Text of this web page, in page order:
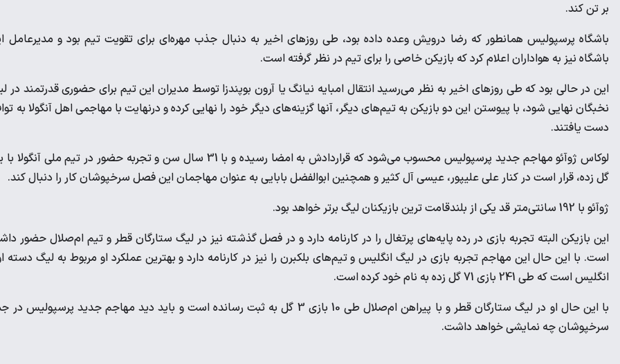
بر تن کند.
باشگاه پرسپولیس همانطور که رضا درویش وعده داده بود، طی روزهای اخیر به دنبال جذب مهره‌ای برای تقویت تیم بود و مدیرعامل
باشگاه نیز به هواداران اعلام کرد که بازیکن خاصی را برای تیم در نظر گرفته است.
این در حالی بود که طی روزهای اخیر به نظر می‌رسید انتقال امبایه نیانگ یا آرون بوپندزا توسط مدیران این تیم برای حضوری قدرتمند در
نخبگان نهایی شود، با پیوستن این دو بازیکن به تیم‌های دیگر، آنها گزینه‌های دیگر خود را نهایی کرده و درنهایت با مهاجمی اهل آنگولا به
دست یافتند.
لوکاس ژوآئو مهاجم جدید پرسپولیس محسوب می‌شود که قراردادش به امضا رسیده و با 31 سال سن و تجربه حضور در تیم ملی
گل زده، قرار است در کنار علی علیپور، عیسی آل کثیر و همچنین ابوالفضل بابایی به عنوان مهاجمان این فصل سرخپوشان کار را دنبال کند.
ژوآئو با 192 سانتی‌متر قد یکی از بلندقامت ترین بازیکنان لیگ برتر خواهد بود.
این بازیکن البته تجربه بازی در رده پایه‌های پرتغال را در کارنامه دارد و در فصل گذشته نیز در لیگ ستارگان قطر و تیم ام‌صلال حضور
است. با این حال این مهاجم تجربه بازی در لیگ انگلیس و تیم‌های بلکبرن را نیز در کارنامه دارد و بهترین عملکرد او مربوط به لیگ دسته
انگلیس است که طی 241 بازی 71 گل زده به نام خود کرده است.
با این حال او در لیگ ستارگان قطر و با پیراهن ام‌صلال طی 10 بازی 3 گل به ثبت رسانده است و باید دید مهاجم جدید پرسپولیس
سرخپوشان چه نمایشی خواهد داشت.